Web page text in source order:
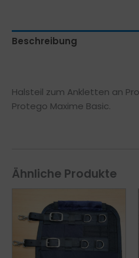
Beschreibung
Halsteil zum Ankletten an
Protego Maxime Basic.
Ähnliche Produkte